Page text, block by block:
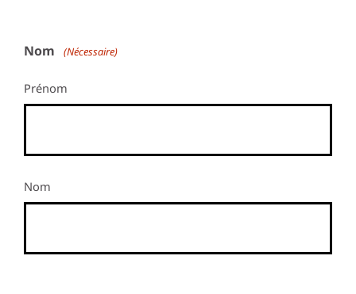
Nom (Nécessaire)
Prénom
Nom